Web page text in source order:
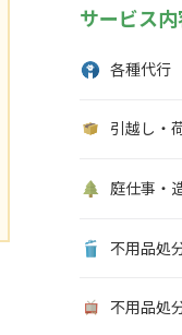
サービス内
各種代行
引越し・
庭仕事・
不用品処
不用品処